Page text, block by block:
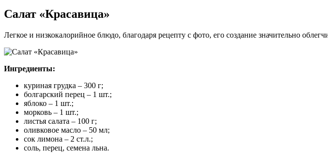
Салат «Красавица»
Легкое и низкокалорийное блюдо, благодаря рецепту с фото, его создание значительно
Ингредиенты:
куриная грудка – 300 г;
болгарский перец – 1 шт.;
яблоко – 1 шт.;
морковь – 1 шт.;
листья салата – 100 г;
оливковое масло – 50 мл;
сок лимона – 2 ст.л.;
соль, перец, семена льна.